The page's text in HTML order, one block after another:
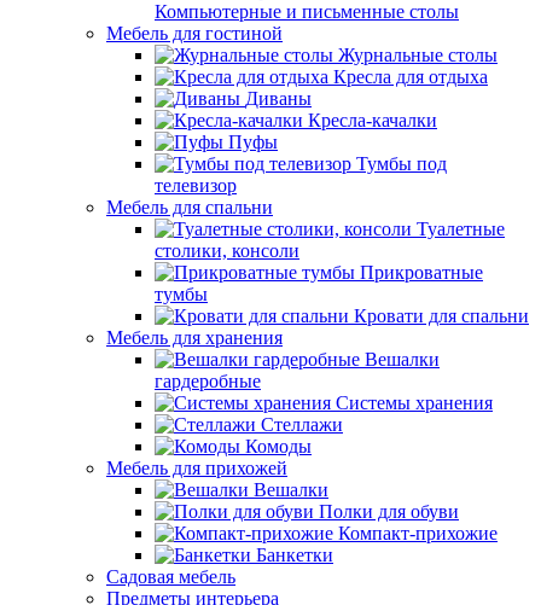
Компьютерные и письменные столы
Мебель для гостиной
Журнальные столы
Кресла для отдыха
Диваны
Кресла-качалки
Пуфы
Тумбы под
телевизор
Мебель для спальни
Туалетные
столики, консоли
Прикроватные
тумбы
Кровати для спальни
Мебель для хранения
Вешалки
гардеробные
Системы хранения
Стеллажи
Комоды
Мебель для прихожей
Вешалки
Полки для обуви
Компакт-прихожие
Банкетки
Садовая мебель
Предметы интерьера